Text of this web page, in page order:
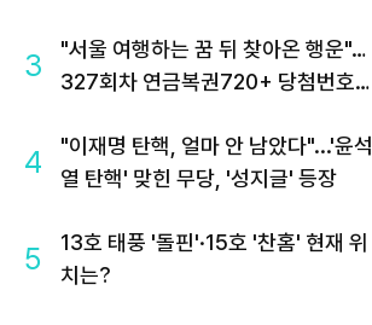
3
"서울 여행하는 꿈 뒤 찾아온 행운"…
327회차 연금복권720+ 당첨번호조
4
"이재명 탄핵, 얼마 안 남았다"...'윤석
열 탄핵' 맞힌 무당, '성지글' 등장
5
13호 태풍 '돌핀'·15호 '찬홈' 현재 위
치는?